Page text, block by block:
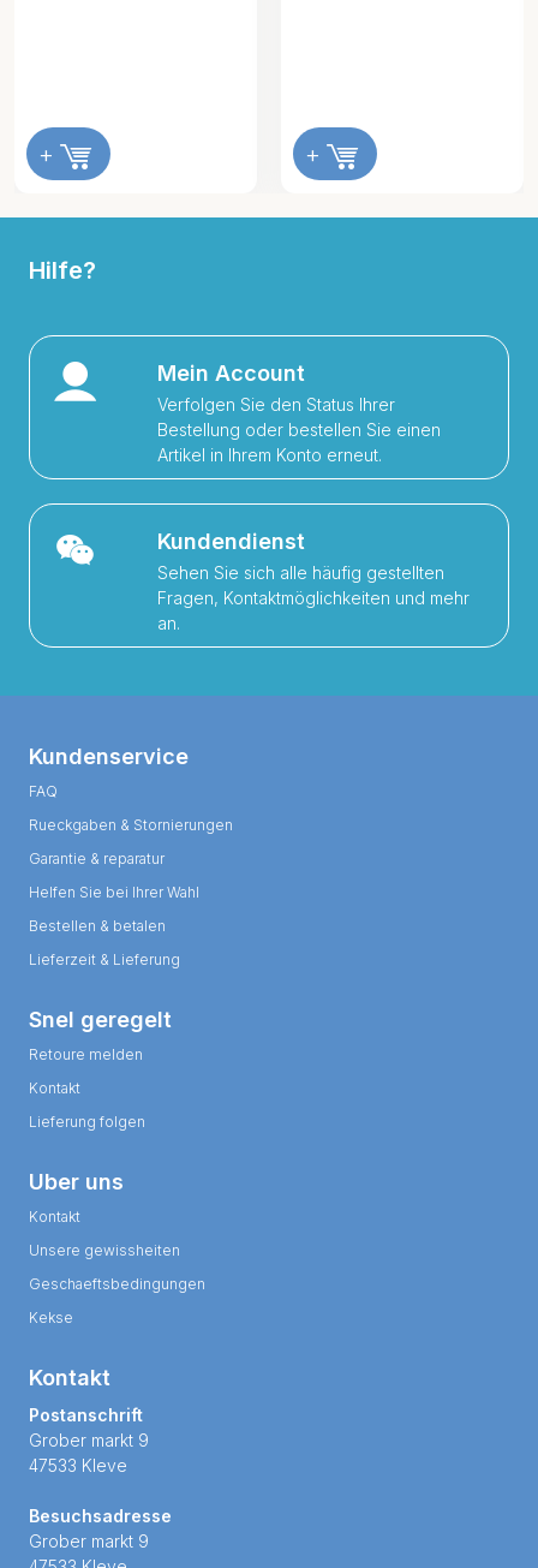
+ +
Hilfe?
Mein Account
Verfolgen Sie den Status Ihrer
Bestellung oder bestellen Sie einen
Artikel in Ihrem Konto erneut.
Kundendienst
Sehen Sie sich alle häufig gestellten
Fragen, Kontaktmöglichkeiten und mehr
an.
Kundenservice
FAQ
Rueckgaben & Stornierungen
Garantie & reparatur
Helfen Sie bei Ihrer Wahl
Bestellen & betalen
Lieferzeit & Lieferung
Snel geregelt
Retoure melden
Kontakt
Lieferung folgen
Uber uns
Kontakt
Unsere gewissheiten
Geschaeftsbedingungen
Kekse
Kontakt
Postanschrift
Grober markt 9
47533 Kleve
Besuchsadresse
Grober markt 9